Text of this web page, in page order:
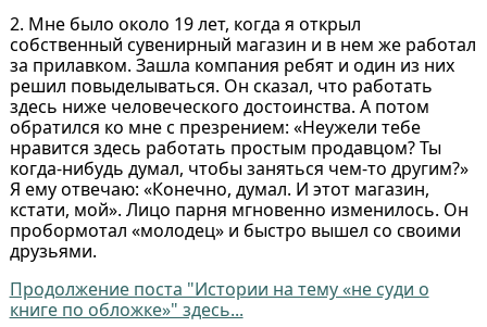
2. Мне было около 19 лет, когда я открыл
собственный сувенирный магазин и в нем же работал
за прилавком. Зашла компания ребят и один из них
решил повыделываться. Он сказал, что работать
здесь ниже человеческого достоинства. А потом
обратился ко мне с презрением: «Неужели тебе
нравится здесь работать простым продавцом? Ты
когда-нибудь думал, чтобы заняться чем-то другим?»
Я ему отвечаю: «Конечно, думал. И этот магазин,
кстати, мой». Лицо парня мгновенно изменилось. Он
пробормотал «молодец» и быстро вышел со своими
друзьями.
Продолжение поста "Истории на тему «не суди о
книге по обложке»⁠⁠" здесь...